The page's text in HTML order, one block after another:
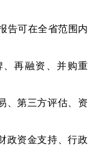
告可在全省范围内
再融资、并购重
、第三方评估、资
政资金支持、行政